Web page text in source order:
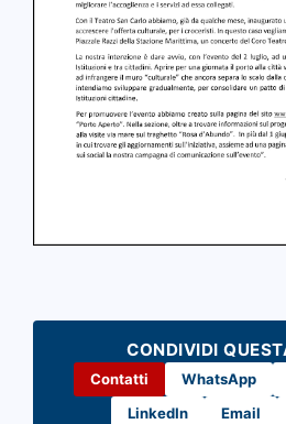
CONDIVIDI
Contatti WhatsApp
LinkedIn
Email